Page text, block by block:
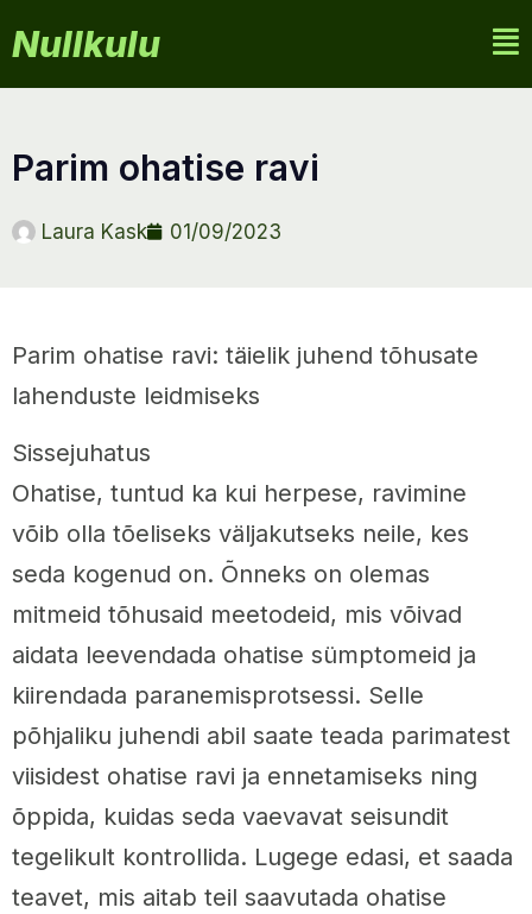
Nullkulu
parim ohatise ravi
Laura Kask 01/09/2023
Parim ohatise ravi: täielik juhend tõhusate
lahenduste leidmiseks
Sissejuhatus
Ohatise, tuntud ka kui herpese, ravimine
võib olla tõeliseks väljakutseks neile, kes
seda kogenud on. Õnneks on olemas
mitmeid tõhusaid meetodeid, mis võivad
aidata leevendada ohatise sümptomeid ja
kiirendada paranemisprotsessi. Selle
põhjaliku juhendi abil saate teada parimatest
viisidest ohatise ravi ja ennetamiseks ning
õppida, kuidas seda vaevavat seisundit
tegelikult kontrollida. Lugege edasi, et saada
teavet, mis aitab teil saavutada ohatise